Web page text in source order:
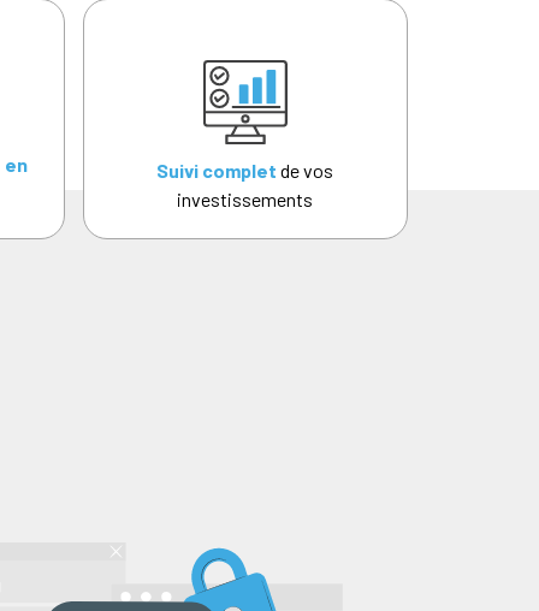
en Suivi complet de vos
investissements